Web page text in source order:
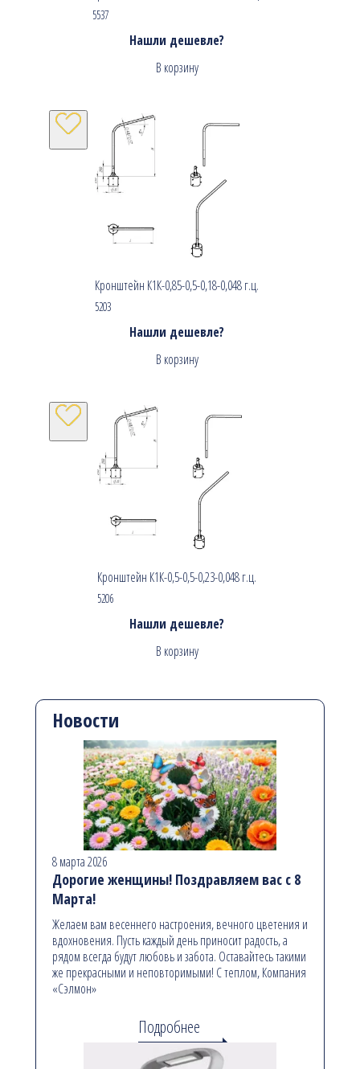
5537
Нашли дешевле?
В корзину
Кронштейн К1К-0,85-0,5-0,18-0,048 г.ц.
5203
Нашли дешевле?
В корзину
Кронштейн К1К-0,5-0,5-0,23-0,048 г.ц.
5206
Нашли дешевле?
В корзину
Новости
8 марта 2026
Дорогие женщины! Поздравляем вас с 8
Марта!
Желаем вам весеннего настроения, вечного цветения и
вдохновения. Пусть каждый день приносит радость, а
рядом всегда будут любовь и забота. Оставайтесь такими
же прекрасными и неповторимыми! С теплом, Компания
«Сэлмон»
Подробнее